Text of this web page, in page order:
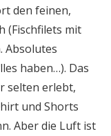
den feinen,
(Fischfilets mit
Absolutes
haben…). Das
selten erlebt,
und Shorts
Aber die Luft ist